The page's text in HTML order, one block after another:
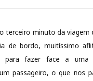
terceiro minuto da viagem
de bordo, muitíssimo
para fazer face a uma
passageiro, o que nos